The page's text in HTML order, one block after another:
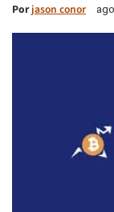
Porjason conor